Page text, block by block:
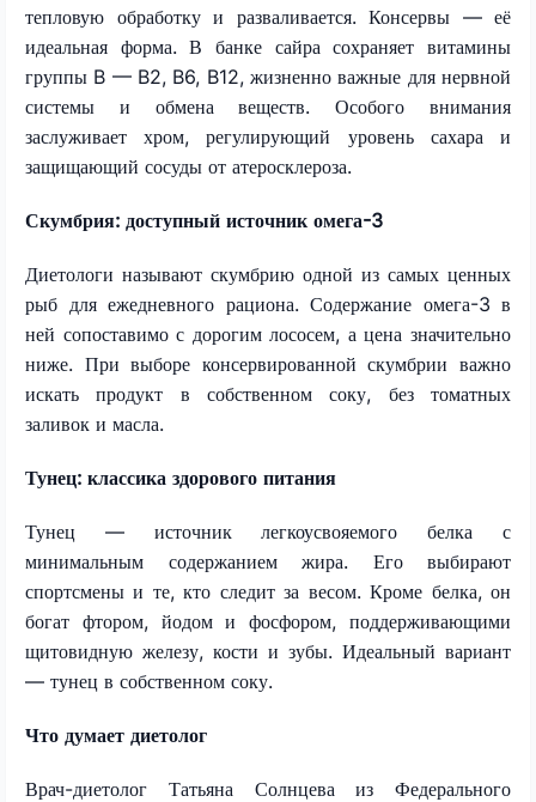
тепловую обработку и разваливается. Консервы — её
идеальная форма. В банке сайра сохраняет витамины
группы B — B2, B6, B12, жизненно важные для нервной
системы и обмена веществ. Особого внимания
заслуживает хром, регулирующий уровень сахара и
защищающий сосуды от атеросклероза.
Скумбрия: доступный источник омега-3
Диетологи называют скумбрию одной из самых ценных
рыб для ежедневного рациона. Содержание омега-3 в
ней сопоставимо с дорогим лососем, а цена значительно
ниже. При выборе консервированной скумбрии важно
искать продукт в собственном соку, без томатных
заливок и масла.
Тунец: классика здорового питания
Тунец — источник легкоусвояемого белка с
минимальным содержанием жира. Его выбирают
спортсмены и те, кто следит за весом. Кроме белка, он
богат фтором, йодом и фосфором, поддерживающими
щитовидную железу, кости и зубы. Идеальный вариант
— тунец в собственном соку.
Что думает диетолог
Врач-диетолог Татьяна Солнцева из Федерального